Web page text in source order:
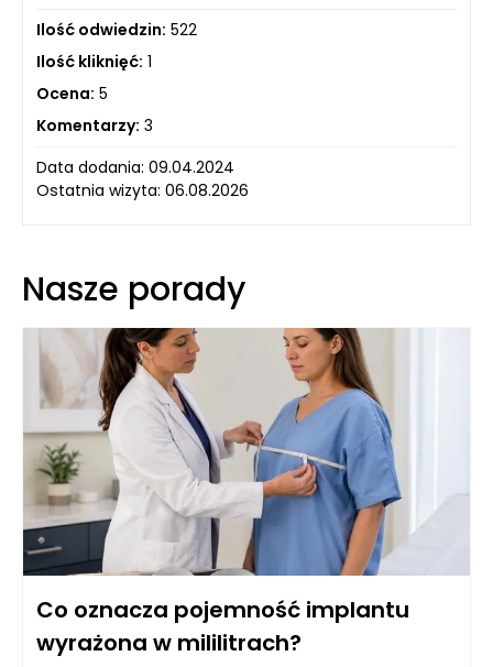
Ilość odwiedzin: 522
Ilość kliknięć: 1
Ocena: 5
Komentarzy: 3
Data dodania: 09.04.2024
Ostatnia wizyta: 06.08.2026
Nasze porady
Co oznacza pojemność implantu
wyrażona w mililitrach?